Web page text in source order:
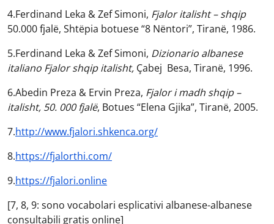
4.Ferdinand Leka & Zef Simoni, Fjalor italisht – shqip
50.000 fjalë, Shtëpia botuese “8 Nëntori”, Tiranë, 1986.
5.Ferdinand Leka & Zef Simoni, Dizionario albanese
italiano Fjalor shqip italisht, Çabej Besa, Tiranë, 1996.
6.Abedin Preza & Ervin Preza, Fjalor i madh shqip –
italisht, 50. 000 fjalë, Botues “Elena Gjika”, Tiranë, 2005.
7.http://www.fjalori.shkenca.org/
8.https://fjalorthi.com/
9.https://fjalori.online
[7, 8, 9: sono vocabolari esplicativi albanese-albanese
consultabili gratis online]